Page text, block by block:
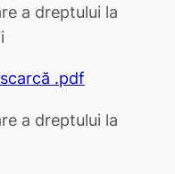
a dreptului la
.pdf
a dreptului la